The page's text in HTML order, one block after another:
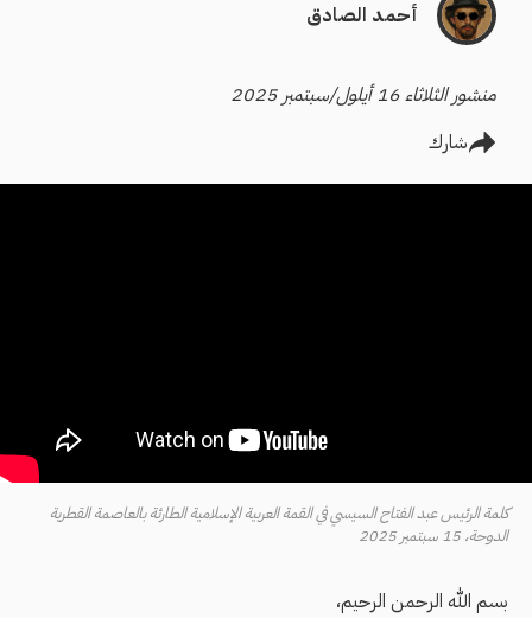
أحمد الصادق
منشور الثلاثاء 16 أيلول/سبتمبر 2025
شارك
كلمة الرئيس عبد الفتاح السيسي في القمة العربية الإسلامية الطارئة بالعاصمة القطرية
الدوحة، 15 سبتمبر 2025
بسم الله الرحمن الرحيم،